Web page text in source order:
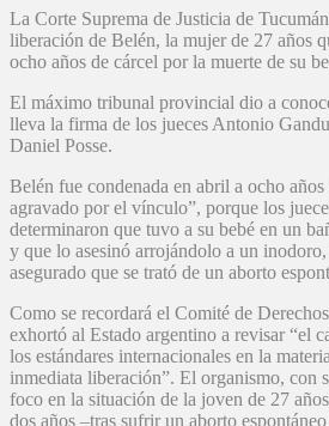
La Corte Suprema de Justicia de
liberación de Belén, la mujer de 27 años
ocho años de cárcel por la muerte de su
El máximo tribunal provincial dio a
lleva la firma de los jueces Antonio
Daniel Posse.
Belén fue condenada en abril a ocho
agravado por el vínculo”, porque los
determinaron que tuvo a su bebé en un
y que lo asesinó arrojándolo a un
asegurado que se trató de un aborto
Como se recordará el Comité de
exhortó al Estado argentino a revisar “el
los estándares internacionales en la
inmediata liberación”. El organismo, con
foco en la situación de la joven de 27
dos años –tras sufrir un aborto